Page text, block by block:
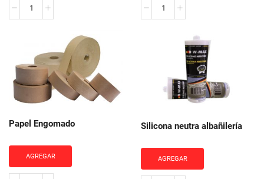
Peineta
Silicona
transparente
cantidad
Papel Engomado
AGREGAR
Silicona neutra albañilería
AGREGAR